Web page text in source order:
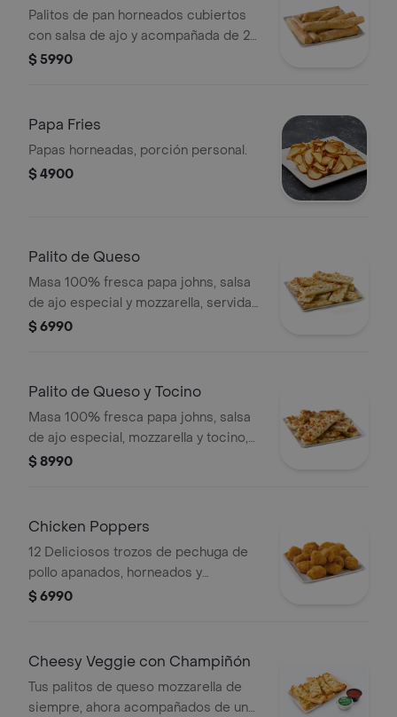
Parmesano
Palitos de pan horneados cubiertos
con salsa de ajo y acompañada de 2
cups de salsas de tomate, 8 piezas.
$ 5990
Papa Fries
Papas horneadas, porción personal.
$ 4900
Palito de Queso
Masa 100% fresca papa johns, salsa
de ajo especial y mozzarella, servida
$ 6990
Palito de Queso y Tocino
Masa 100% fresca papa johns, salsa
de ajo especial, mozzarella y tocino,
servida con salsa de pizza y salsa de
$ 8990
Chicken Poppers
12 Deliciosos trozos de pechuga de
pollo apanados, horneados y
acompañados de salsa bbq.
$ 6990
Cheesy Veggie con Champiñón
Tus palitos de queso mozzarella de
siempre, ahora acompañados de un